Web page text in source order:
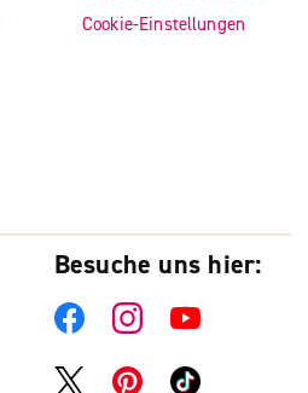
Cookie-Einstellungen
Besuche uns hier: